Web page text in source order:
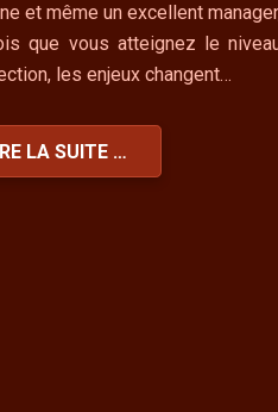
et même un excellent
que vous atteignez le
les enjeux changent…
LA SUITE …